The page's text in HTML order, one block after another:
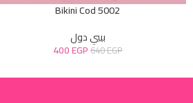
Bikini Cod 5002
بيبي دول
640EGP
400EGP